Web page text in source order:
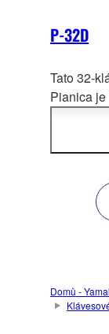
P-32D
Tato 32-
Pianica
Domů -